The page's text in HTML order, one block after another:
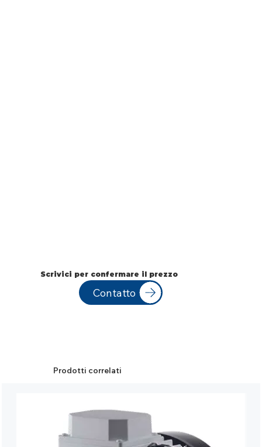
Scrivici per confermare il prezzo
Contatto
Prodotti correlati